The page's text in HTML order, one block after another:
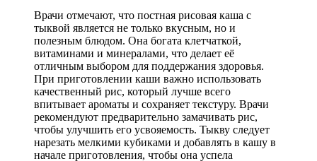
Врачи отмечают, что постная рисовая каша с
тыквой является не только вкусным, но и
полезным блюдом. Она богата клетчаткой,
витаминами и минералами, что делает её
отличным выбором для поддержания здоровья.
При приготовлении каши важно использовать
качественный рис, который лучше всего
впитывает ароматы и сохраняет текстуру. Врачи
рекомендуют предварительно замачивать рис,
чтобы улучшить его усвояемость. Тыкву следует
нарезать мелкими кубиками и добавлять в кашу в
начале приготовления, чтобы она успела